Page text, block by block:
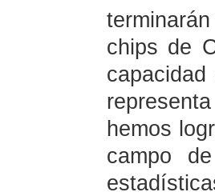
chips de
hemos
campo